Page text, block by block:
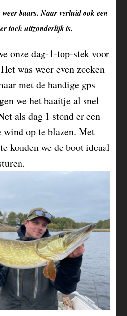
baars. Naar verluid ook een
toch uitzonderlijk is.
onze dag-1-top-stek voor
was weer even zoeken
met de handige gps
we het baaitje al snel
als dag 1 stond er een
op te blazen. Met
konden we de boot ideaal